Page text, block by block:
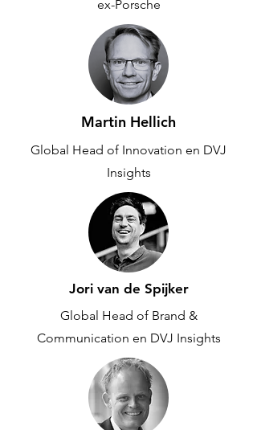
ex-Porsche
Martin Hellich
Global Head of Innovation en DVJ
Insights
Jori van de Spijker
Global Head of Brand &
Communication en DVJ Insights